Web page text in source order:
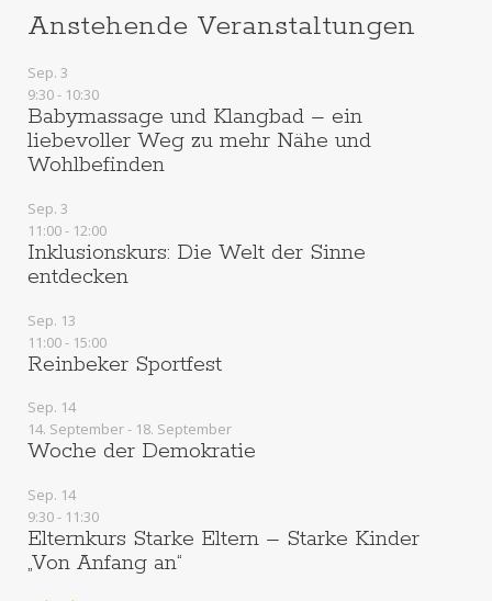
Anstehende Veranstaltungen
Sep. 3
9:30- 10:30
Babymassage und Klangbad – ein
liebevoller Weg zu mehr Nähe und
Wohlbefinden
Sep. 3
11:00- 12:00
Inklusionskurs: Die Welt der Sinne
entdecken
Sep. 13
11:00- 15:00
Reinbeker Sportfest
Sep. 14
14. September- 18. September
Woche der Demokratie
Sep. 14
9:30- 11:30
Elternkurs Starke Eltern – Starke Kinder
„Von Anfang an“